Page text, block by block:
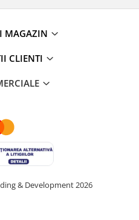
MAGAZIN
CLIENTI
& Development 2026